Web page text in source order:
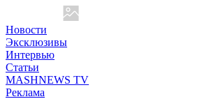
Новости
Эксклюзивы
Интервью
Статьи
MASHNEWS TV
Реклама